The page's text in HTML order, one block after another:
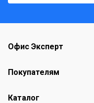
Офис Эксперт
Покупателям
Каталог